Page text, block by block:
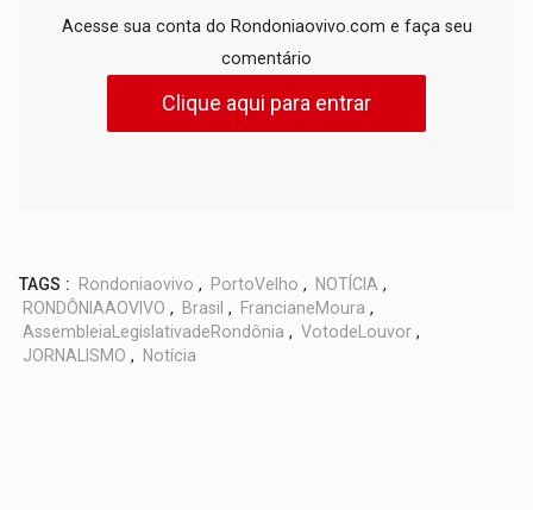
Acesse sua conta do Rondoniaovivo.com e faça seu
comentário
Clique aqui para entrar
TAGS : Rondoniaovivo , PortoVelho , NOTÍCIA ,
RONDÔNIAAOVIVO , Brasil , FrancianeMoura ,
AssembleiaLegislativadeRondônia , VotodeLouvor ,
JORNALISMO , Notícia